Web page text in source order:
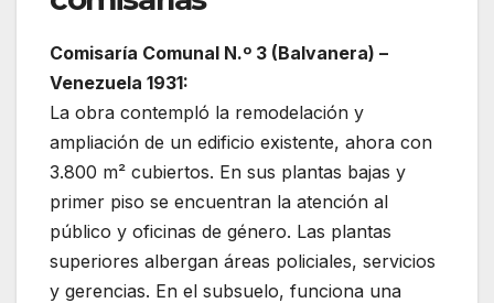
Comisaría Comunal N.º 3 (Balvanera) –
Venezuela 1931:
La obra contempló la remodelación y
ampliación de un edificio existente, ahora con
3.800 m² cubiertos. En sus plantas bajas y
primer piso se encuentran la atención al
público y oficinas de género. Las plantas
superiores albergan áreas policiales, servicios
y gerencias. En el subsuelo, funciona una